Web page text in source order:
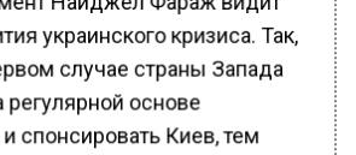
украинского кризиса. Так,
случае страны Запада
регулярной основе
спонсировать Киев, тем